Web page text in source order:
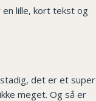
en lille, kort tekst og
det er et super
meget. Og så er